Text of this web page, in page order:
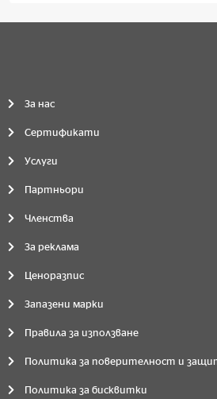
За нас
Сертификати
Услуги
Партньори
Членства
За реклама
Ценоразпис
Запазени марки
Правила за използване
Политика за поверителност и
Политика за бисквитки